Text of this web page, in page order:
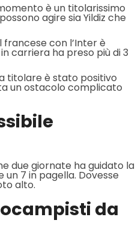
è un titolarissimo
agire sia Yildiz che
con l’Inter è
carriera ha preso più di 3
titolare è stato positivo
un ostacolo complicato
due giornate ha guidato la
7 in pagella. Dovesse
alto.
da